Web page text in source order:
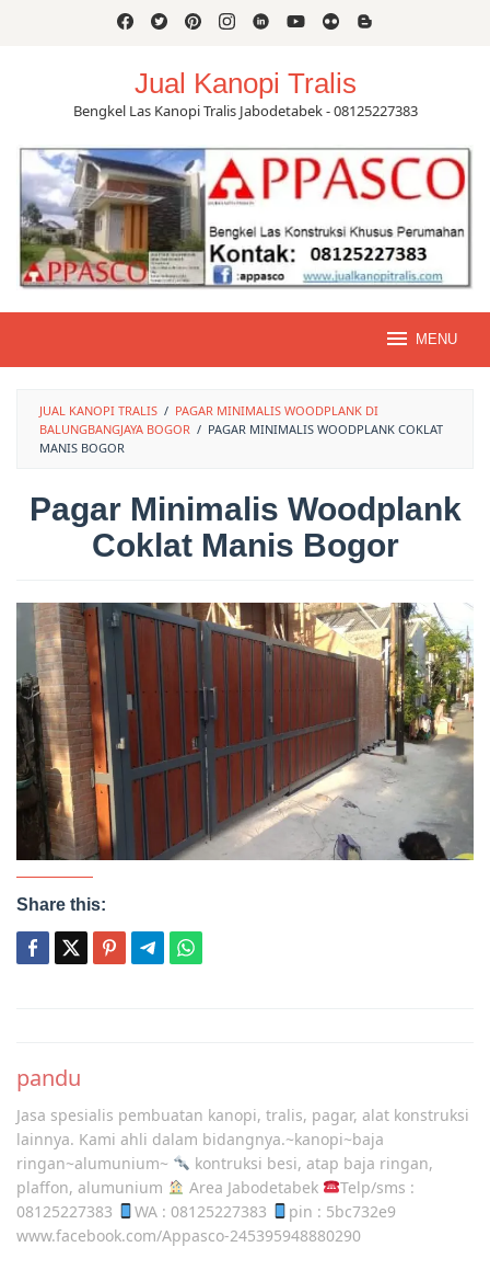
Jual Kanopi Tralis
Bengkel Las Kanopi Tralis Jabodetabek - 08125227383
MENU
JUAL KANOPI TRALIS / PAGAR MINIMALIS WOODPLANK DI
BALUNGBANGJAYA BOGOR / PAGAR MINIMALIS WOODPLANK COKLAT
MANIS BOGOR
Pagar Minimalis Woodplank
Coklat Manis Bogor
Share this:
navigation
pandu
Jasa spesialis pembuatan kanopi, tralis, pagar, alat konstruksi
lainnya. Kami ahli dalam bidangnya.~kanopi~baja
ringan~alumunium~
kontruksi besi, atap baja ringan,
plaffon, alumunium
Area Jabodetabek
Telp/sms :
08125227383
WA : 08125227383
pin : 5bc732e9
www.facebook.com/Appasco-245395948880290